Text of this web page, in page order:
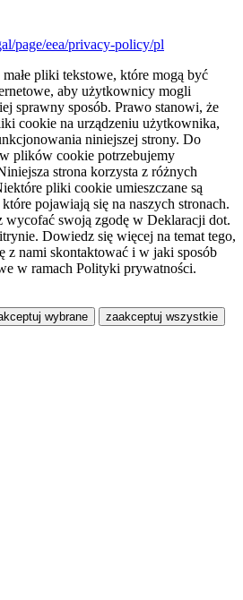
page/eea/privacy-policy/pl
pliki tekstowe, które mogą być
aby użytkownicy mogli
sprawny sposób. Prawo stanowi, że
cookie na urządzeniu użytkownika,
niniejszej strony. Do
plików cookie potrzebujemy
strona korzysta z różnych
pliki cookie umieszczane są
pojawiają się na naszych stronach.
swoją zgodę w Deklaracji dot.
Dowiedz się więcej na temat tego,
z nami skontaktować i w jaki sposób
w ramach Polityki prywatności.
wybrane zaakceptuj wszystkie